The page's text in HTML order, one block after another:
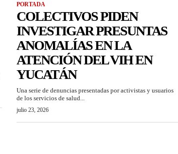
PORTADA
COLECTIVOS PIDEN
INVESTIGAR PRESUNTAS
ANOMALÍAS EN LA
ATENCIÓN DEL VIH EN
YUCATÁN
Una serie de denuncias presentadas por activistas y usuarios
de los servicios de salud...
julio 23, 2026